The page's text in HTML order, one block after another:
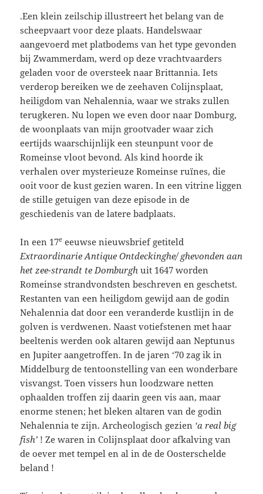
.Een klein zeilschip illustreert het belang van de
scheepvaart voor deze plaats. Handelswaar
aangevoerd met platbodems van het type gevonden
bij Zwammerdam, werd op deze vrachtvaarders
geladen voor de oversteek naar Brittannia. Iets
verderop bereiken we de zeehaven Colijnsplaat,
heiligdom van Nehalennia, waar we straks zullen
terugkeren. Nu lopen we even door naar Domburg,
de woonplaats van mijn grootvader waar zich
eertijds waarschijnlijk een steunpunt voor de
Romeinse vloot bevond. Als kind hoorde ik
verhalen over mysterieuze Romeinse ruïnes, die
ooit voor de kust gezien waren. In een vitrine liggen
de stille getuigen van deze episode in de
geschiedenis van de latere badplaats.
In een 17e eeuwse nieuwsbrief getiteld
Extraordinarie Antique Ontdeckinghe/ ghevonden aan
het zee-strandt te Domburgh uit 1647 worden
Romeinse strandvondsten beschreven en geschetst.
Restanten van een heiligdom gewijd aan de godin
Nehalennia dat door een veranderde kustlijn in de
golven is verdwenen. Naast votiefstenen met haar
beeltenis werden ook altaren gewijd aan Neptunus
en Jupiter aangetroffen. In de jaren ‘70 zag ik in
Middelburg de tentoonstelling van een wonderbare
visvangst. Toen vissers hun loodzware netten
ophaalden troffen zij daarin geen vis aan, maar
enorme stenen; het bleken altaren van de godin
Nehalennia te zijn. Archeologisch gezien ‘a real big
fish’ ! Ze waren in Colijnsplaat door afkalving van
de oever met tempel en al in de de Oosterschelde
beland !